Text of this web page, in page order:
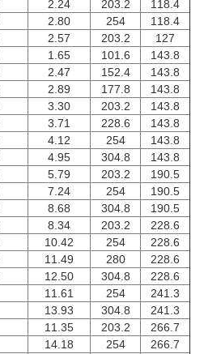
118.4
203.2
2.24
118.4
254
2.80
127
203.2
2.57
143.8
101.6
1.65
143.8
152.4
2.47
143.8
177.8
2.89
143.8
203.2
3.30
143.8
228.6
3.71
143.8
254
4.12
143.8
304.8
4.95
190.5
203.2
5.79
190.5
254
7.24
190.5
304.8
8.68
228.6
203.2
8.34
228.6
254
10.42
228.6
280
11.49
228.6
304.8
12.50
241.3
254
11.61
241.3
304.8
13.93
266.7
203.2
11.35
266.7
254
14.18